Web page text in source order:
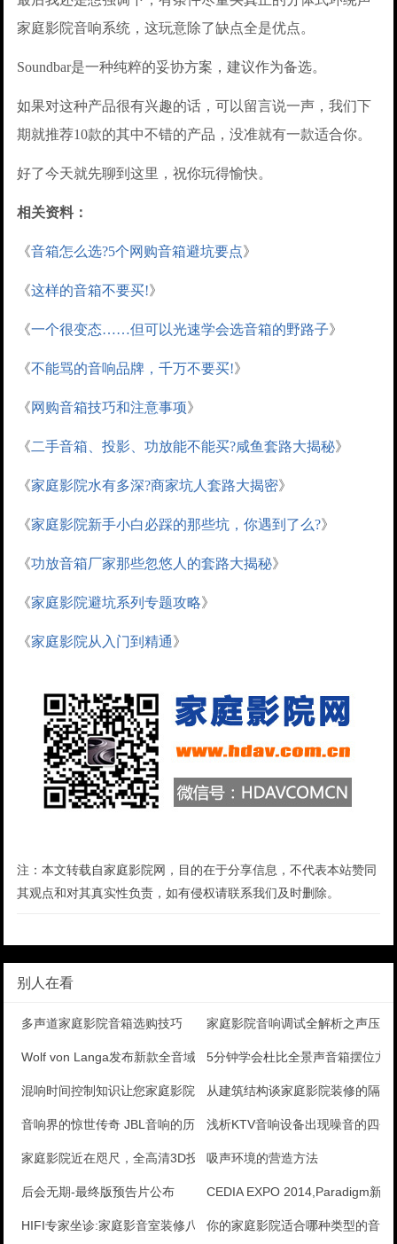
家庭影院音响系统，这玩意除了缺点全是优点。
Soundbar是一种纯粹的妥协方案，建议作为备选。
如果对这种产品很有兴趣的话，可以留言说一声，我们下
期就推荐10款的其中不错的产品，没准就有一款适合你。
好了今天就先聊到这里，祝你玩得愉快。
相关资料：
《音箱怎么选?5个网购音箱避坑要点》
《这样的音箱不要买!》
《一个很变态……但可以光速学会选音箱的野路子》
《不能骂的音响品牌，千万不要买!》
《网购音箱技巧和注意事项》
《二手音箱、投影、功放能不能买?咸鱼套路大揭秘》
《家庭影院水有多深?商家坑人套路大揭密》
《家庭影院新手小白必踩的那些坑，你遇到了么?》
《功放音箱厂家那些忽悠人的套路大揭秘》
《家庭影院避坑系列专题攻略》
《家庭影院从入门到精通》
注：本文转载自家庭影院网，目的在于分享信息，不代表本站赞同
其观点和对其真实性负责，如有侵权请联系我们及时删除。
别人在看
多声道家庭影院音箱选购技巧 家庭影院音响调试全解析之声压仪
Wolf von Langa发布新款全音域喇叭A1.5分钟学会杜比全景声音箱摆位方
混响时间控制知识让您家庭影院视听环境更趋完美从建筑结构谈家庭影院装修的隔
音响界的惊世传奇 JBL音响的历史与今天浅析KTV音响设备出现噪音的四个
家庭影院近在咫尺，全高清3D投影机明基(BenQ)W
吸声环境的营造方法
后会无期-最终版预告片公布 CEDIA EXPO 2014,Paradigm新品
HIFI专家坐诊:家庭影音室装修八要素你的家庭影院适合哪种类型的音箱